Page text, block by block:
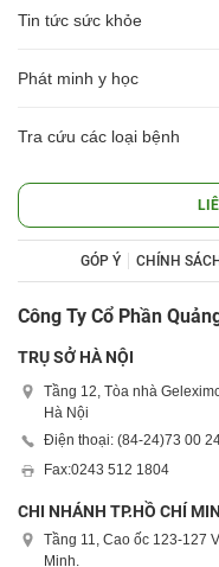
Tin tức sức khỏe
Phát minh y học
Tra cứu các loại bệnh
GÓP Ý CHÍNH
Công Ty Cổ Phần
TRỤ SỞ HÀ NỘI
Tầng 12, Tòa nhà
Hà Nội
Điện thoại: (84-24)73 00
Fax:0243 512 1804
CHI NHÁNH TP.HỒ CHÍ
Tầng 11, Cao ốc 123-127
Minh.